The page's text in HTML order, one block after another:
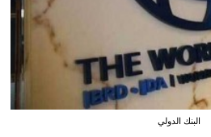
البنك الدولي